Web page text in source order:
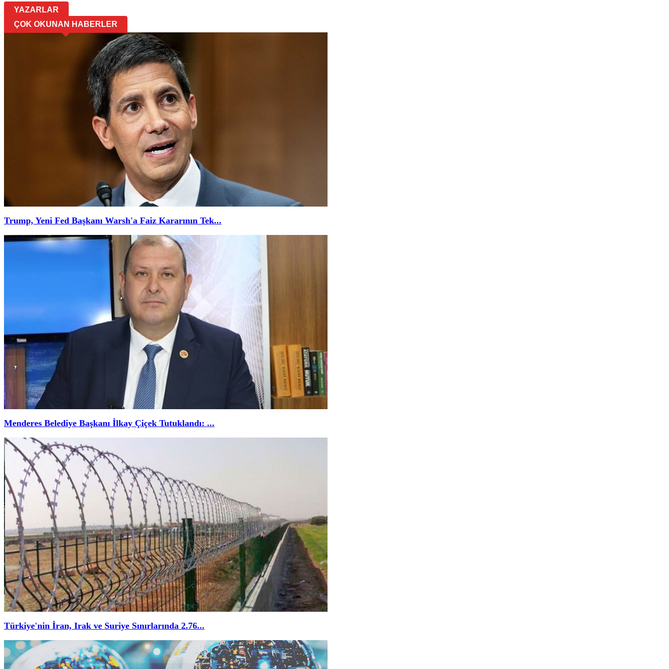
YAZARLAR
ÇOK OKUNAN HABERLER
Trump, Yeni Fed Başkanı Warsh'a Faiz Kararının Tek...
Menderes Belediye Başkanı İlkay Çiçek Tutuklandı: ...
Türkiye'nin İran, Irak ve Suriye Sınırlarında 2.76...